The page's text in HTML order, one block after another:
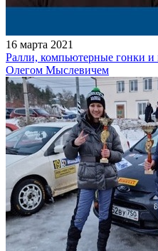
16 марта 2021
Ралли, компьютерные гонки
Олегом Мыслевичем